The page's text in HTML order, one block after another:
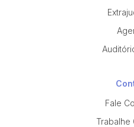
Fale
Trabalhe